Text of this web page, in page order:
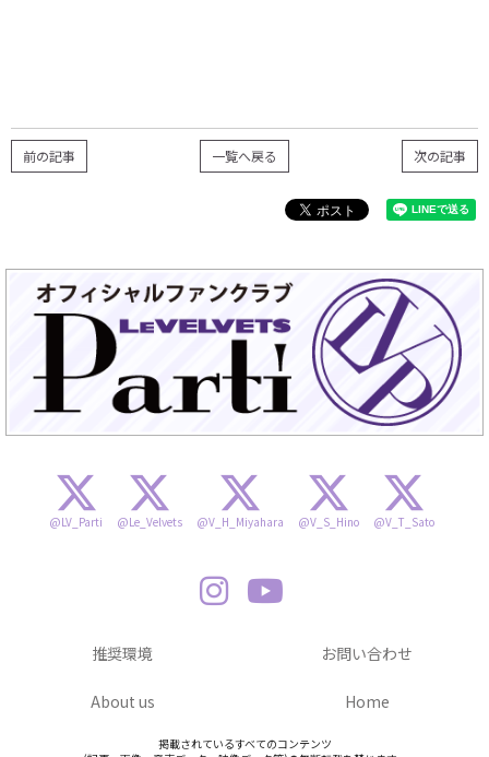
次の記事
一覧へ戻る
前の記事
@LV_Parti @Le_Velvets @V_H_Miyahara @V_S_Hino @V_T_Sato
推奨環境 お問い合わせ
About us Home
掲載されているすべてのコンテンツ